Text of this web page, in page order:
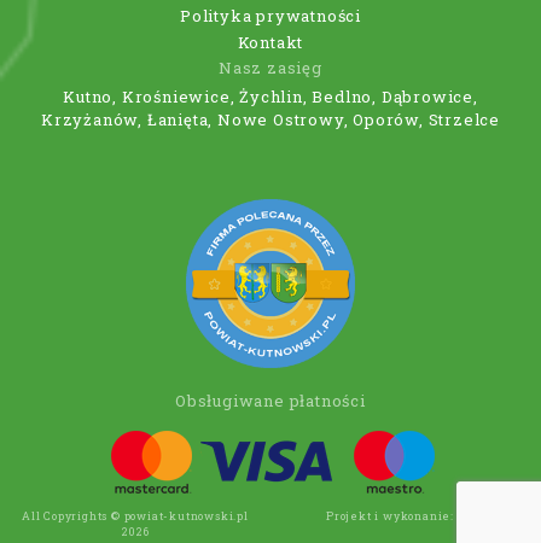
Polityka prywatności
Kontakt
Nasz zasięg
Kutno, Krośniewice, Żychlin, Bedlno, Dąbrowice,
Krzyżanów, Łanięta, Nowe Ostrowy, Oporów, Strzelce
Obsługiwane płatności
All Copyrights © powiat-kutnowski.pl
2026
Projekt i wykonanie: